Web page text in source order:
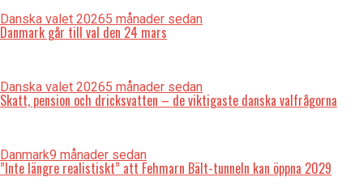
Danska valet 20265 månader sedan
Danmark går till val den 24 mars
Danska valet 20265 månader sedan
Skatt, pension och dricksvatten – de viktigaste danska valfrågorna
Danmark9 månader sedan
”Inte längre realistiskt” att Fehmarn Bält-tunneln kan öppna 2029